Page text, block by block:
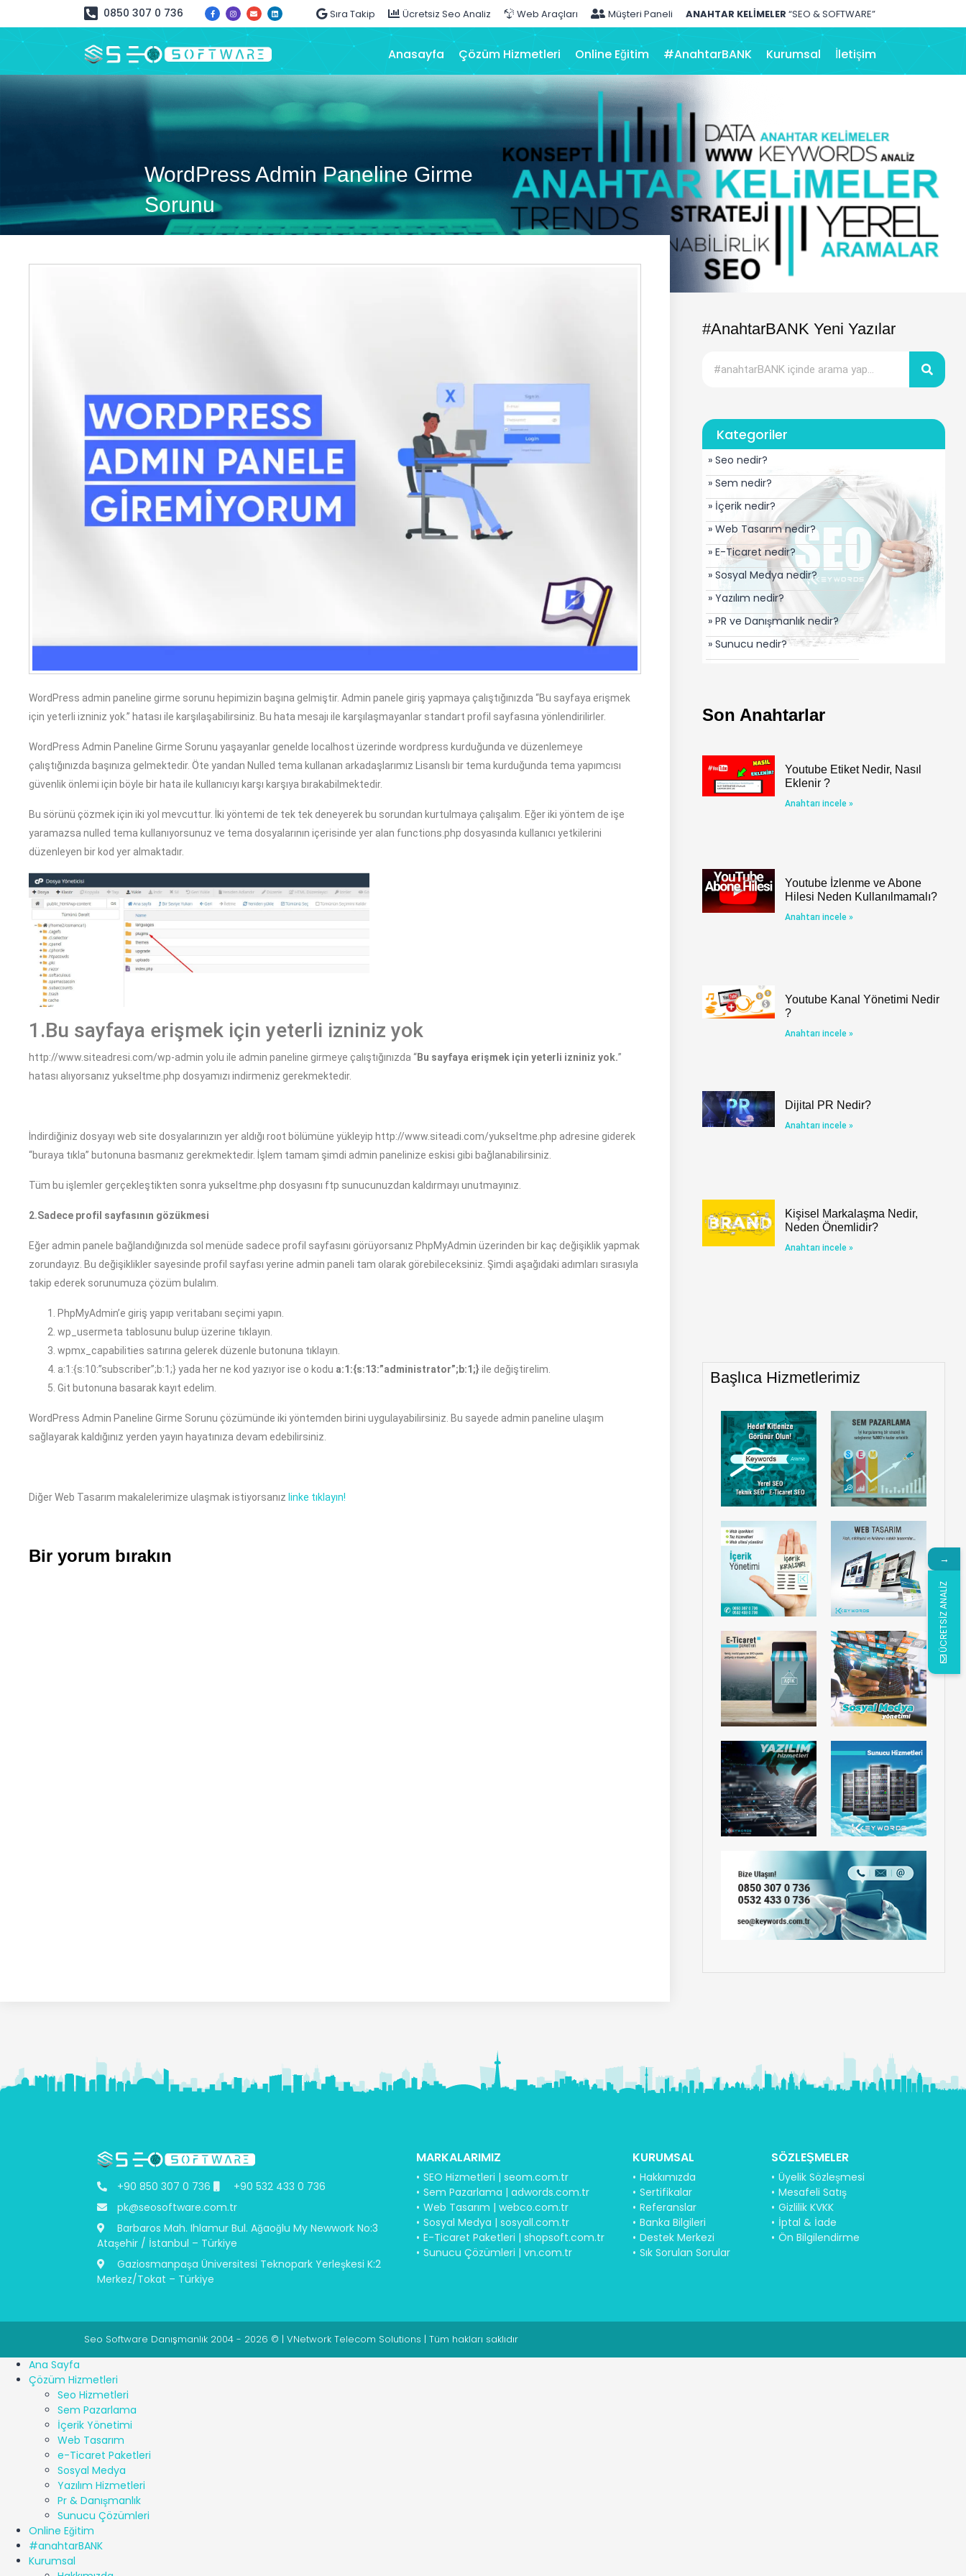
0850 307 0 736 Sıra Takip Ücretsiz Seo Analiz Web Araçları Müşteri Paneli ANAHTAR KELİMELER “SEO & SOFTWARE”
Anasayfa Çözüm Hizmetleri Online Eğitim #AnahtarBANK Kurumsal İletişim
WordPress Admin Paneline Girme
Sorunu
WordPress admin paneline girme sorunu hepimizin başına gelmiştir. Admin panele giriş yapmaya çalıştığınızda “Bu sayfaya erişmek
için yeterli izniniz yok.” hatası ile karşılaşabilirsiniz. Bu hata mesajı ile karşılaşmayanlar standart profil sayfasına yönlendirilirler.
WordPress Admin Paneline Girme Sorunu yaşayanlar genelde localhost üzerinde wordpress kurduğunda ve düzenlemeye
çalıştığınızda başınıza gelmektedir. Öte yandan Nulled tema kullanan arkadaşlarımız Lisanslı bir tema kurduğunda tema yapımcısı
güvenlik önlemi için böyle bir hata ile kullanıcıyı karşı karşıya bırakabilmektedir.
Bu sörünü çözmek için iki yol mevcuttur. İki yöntemi de tek tek deneyerek bu sorundan kurtulmaya çalışalım. Eğer iki yöntem de işe
yaramazsa nulled tema kullanıyorsunuz ve tema dosyalarının içerisinde yer alan functions.php dosyasında kullanıcı yetkilerini
düzenleyen bir kod yer almaktadır.
1.Bu sayfaya erişmek için yeterli izniniz yok
http://www.siteadresi.com/wp-admin yolu ile admin paneline girmeye çalıştığınızda “Bu sayfaya erişmek için yeterli izniniz yok.”
hatası alıyorsanız yukseltme.php dosyamızı indirmeniz gerekmektedir.
İndirdiğiniz dosyayı web site dosyalarınızın yer aldığı root bölümüne yükleyip http://www.siteadi.com/yukseltme.php adresine giderek
“buraya tıkla” butonuna basmanız gerekmektedir. İşlem tamam şimdi admin panelinize eskisi gibi bağlanabilirsiniz.
Tüm bu işlemler gerçekleştikten sonra yukseltme.php dosyasını ftp sunucunuzdan kaldırmayı unutmayınız.
2.Sadece profil sayfasının gözükmesi
Eğer admin panele bağlandığınızda sol menüde sadece profil sayfasını görüyorsanız PhpMyAdmin üzerinden bir kaç değişiklik yapmak
zorundayız. Bu değişiklikler sayesinde profil sayfası yerine admin paneli tam olarak görebileceksiniz. Şimdi aşağıdaki adımları sırasıyla
takip ederek sorunumuza çözüm bulalım.
PhpMyAdmin’e giriş yapıp veritabanı seçimi yapın.
wp_usermeta tablosunu bulup üzerine tıklayın.
wpmx_capabilities satırına gelerek düzenle butonuna tıklayın.
a:1:{s:10:”subscriber”;b:1;} yada her ne kod yazıyor ise o kodu a:1:{s:13:”administrator”;b:1;}ile değiştirelim.
Git butonuna basarak kayıt edelim.
WordPress Admin Paneline Girme Sorunu çözümünde iki yöntemden birini uygulayabilirsiniz. Bu sayede admin paneline ulaşım
sağlayarak kaldığınız yerden yayın hayatınıza devam edebilirsiniz.
Diğer Web Tasarım makalelerimize ulaşmak istiyorsanız linke tıklayın!
Bir yorum bırakın
#AnahtarBANK Yeni Yazılar
Kategoriler
» Seo nedir?
» Sem nedir?
» İçerik nedir?
» Web Tasarım nedir?
» E-Ticaret nedir?
» Sosyal Medya nedir?
» Yazılım nedir?
» PR ve Danışmanlık nedir?
» Sunucu nedir?
Son Anahtarlar
Youtube Etiket Nedir, Nasıl
Eklenir ?
Anahtarı incele »
Youtube İzlenme ve Abone
Hilesi Neden Kullanılmamalı?
Anahtarı incele »
Youtube Kanal Yönetimi Nedir
?
Anahtarı incele »
Dijital PR Nedir?
Anahtarı incele »
Kişisel Markalaşma Nedir,
Neden Önemlidir?
Anahtarı incele »
Başlıca Hizmetlerimiz
+90 850 307 0 736
+90 532 433 0 736
pk@seosoftware.com.tr
Barbaros Mah. Ihlamur Bul. Ağaoğlu My Newwork No:3
Ataşehir / İstanbul – Türkiye
Gaziosmanpaşa Üniversitesi Teknopark Yerleşkesi K:2
Merkez/Tokat – Türkiye
MARKALARIMIZ
SEO Hizmetleri | seom.com.tr
Sem Pazarlama | adwords.com.tr
Web Tasarım | webco.com.tr
Sosyal Medya | sosyall.com.tr
E-Ticaret Paketleri | shopsoft.com.tr
Sunucu Çözümleri | vn.com.tr
KURUMSAL
Hakkımızda
Sertifikalar
Referanslar
Banka Bilgileri
Destek Merkezi
Sık Sorulan Sorular
SÖZLEŞMELER
Üyelik Sözleşmesi
Mesafeli Satış
Gizlilik KVKK
İptal & İade
Ön Bilgilendirme
Seo Software Danışmanlık 2004 - 2026 © | VNetwork Telecom Solutions | Tüm hakları saklıdır
→
ÜCRETSİZ ANALİZ
Ana Sayfa
Çözüm Hizmetleri
Seo Hizmetleri
Sem Pazarlama
İçerik Yönetimi
Web Tasarım
e-Ticaret Paketleri
Sosyal Medya
Yazılım Hizmetleri
Pr & Danışmanlık
Sunucu Çözümleri
Online Eğitim
#anahtarBANK
Kurumsal